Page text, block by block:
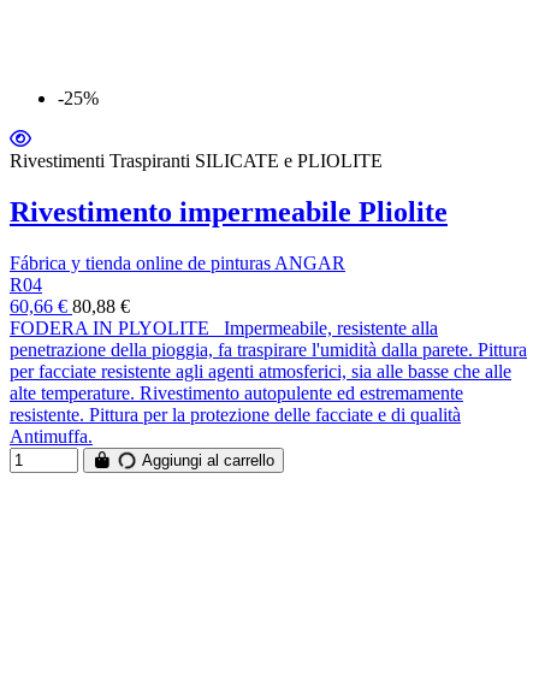
-25%
Rivestimenti Traspiranti SILICATE e PLIOLITE
Rivestimento impermeabile Pliolite
Fábrica y tienda online de pinturas ANGAR
R04
60,66 € 80,88 €
FODERA IN PLYOLITE Impermeabile, resistente alla
penetrazione della pioggia, fa traspirare l'umidità dalla parete. Pittura
per facciate resistente agli agenti atmosferici, sia alle basse che alle
alte temperature. Rivestimento autopulente ed estremamente
resistente. Pittura per la protezione delle facciate e di qualità
Antimuffa.
Aggiungi al carrello